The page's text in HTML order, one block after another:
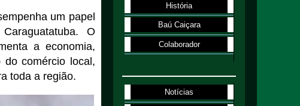
um papel
O
a economia,
do comércio local,
toda a região.
História
Baú Caiçara
Colaborador
Notícias